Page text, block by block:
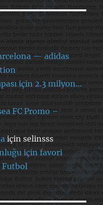
— adidas
için 2.3 milyon…
FC Promo –
içinselinsss
için favori
Futbol